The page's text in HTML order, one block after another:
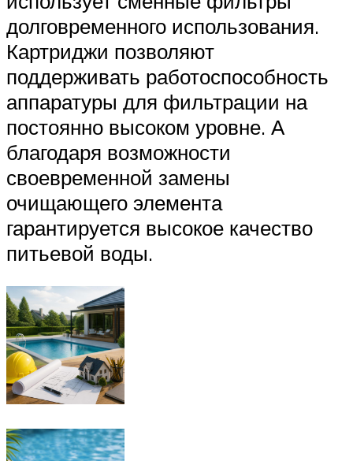
долговременного использования.
Картриджи позволяют
поддерживать работоспособность
аппаратуры для фильтрации на
постоянно высоком уровне. А
благодаря возможности
своевременной замены
очищающего элемента
гарантируется высокое качество
питьевой воды.